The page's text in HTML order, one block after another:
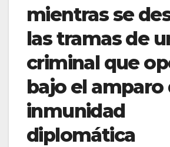
mientras se
las tramas de
criminal que
bajo el amparo
inmunidad
diplomática